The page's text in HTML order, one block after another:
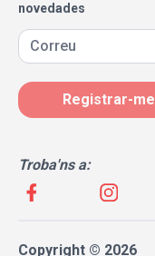
novedades
Registrar-me
Troba'ns a:
Copyright © 2026